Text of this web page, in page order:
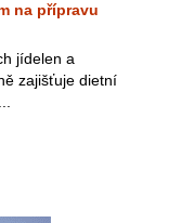
na přípravu
jídelen a
zajišťuje dietní